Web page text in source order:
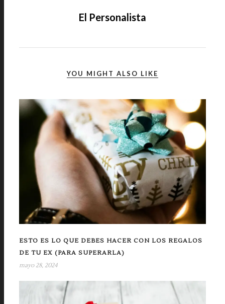
El Personalista
YOU MIGHT ALSO LIKE
ESTO ES LO QUE DEBES HACER CON LOS REGALOS
DE TU EX (PARA SUPERARLA)
mayo 28, 2024